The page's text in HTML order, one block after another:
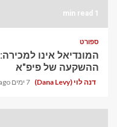
1 min read
ספורט
המונדיאל אינו
ההשקעה של פיפ"א
דנה לוי (Dana Levy) 7 ימים ago